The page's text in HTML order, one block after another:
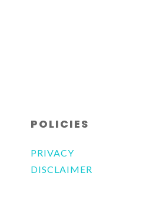
POLICIES
PRIVACY
DISCLAIMER